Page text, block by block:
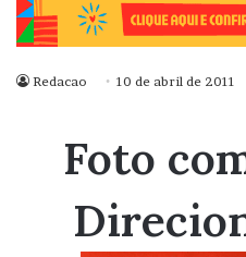
Redacao 10 de abril de 2011
Foto